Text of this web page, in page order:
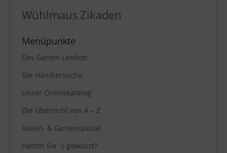
Wühlmaus Zikaden
Menüpunkte
Das Garten-Lexikon
Die Händlersuche
Unser Onlinekatalog
Die Übersicht von A – Z
Rasen- & Gartenspezial
Hätten Sie´s gewusst?